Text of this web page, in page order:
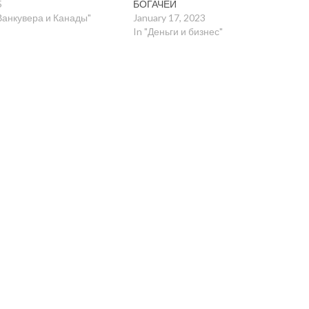
и Канады"
БОГАЧЕЙ
January 17, 2023
In "Деньги и бизнес"